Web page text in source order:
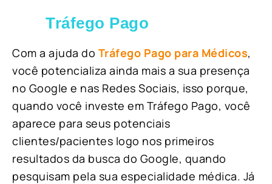
Tráfego Pago
Com a ajuda do Tráfego Pago para Médicos,
você potencializa ainda mais a sua presença
no Google e nas Redes Sociais, isso porque,
quando você investe em Tráfego Pago, você
aparece para seus potenciais
clientes/pacientes logo nos primeiros
resultados da busca do Google, quando
pesquisam pela sua especialidade médica. Já